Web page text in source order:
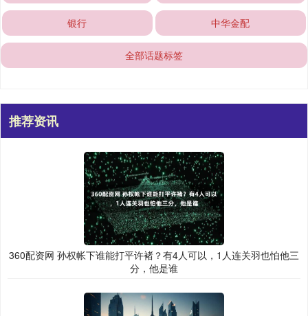
银行 中华金配
全部话题标签
推荐资讯
360配资网 孙权帐下谁能打平许褚？有4人可以，1人连关羽也怕他三
分，他是谁